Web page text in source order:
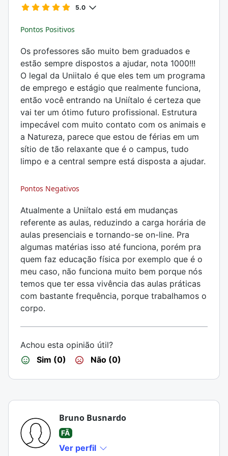
5.0
Pontos Positivos
Os professores são muito bem graduados e
estão sempre dispostos a ajudar, nota 1000!!!
O legal da Uniitalo é que eles tem um programa
de emprego e estágio que realmente funciona,
então você entrando na Uniítalo é certeza que
vai ter um ótimo futuro profissional. Estrutura
impecável com muito contato com os animais e
a Natureza, parece que estou de férias em um
sítio de tão relaxante que é o campus, tudo
limpo e a central sempre está disposta a ajudar.
Pontos Negativos
Atualmente a Uniítalo está em mudanças
referente as aulas, reduzindo a carga horária de
aulas presenciais e tornando-se on-line. Pra
algumas matérias isso até funciona, porém pra
quem faz educação física por exemplo que é o
meu caso, não funciona muito bem porque nós
temos que ter essa vivência das aulas práticas
com bastante frequência, porque trabalhamos o
corpo.
Achou esta opinião útil?
Sim (0)
Não (0)
Bruno Busnardo
FÃ
Ver perfil